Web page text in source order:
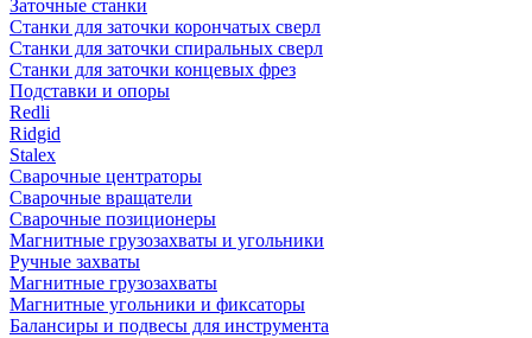
Заточные станки
Станки для заточки корончатых сверл
Станки для заточки спиральных сверл
Станки для заточки концевых фрез
Подставки и опоры
Redli
Ridgid
Stalex
Сварочные центраторы
Сварочные вращатели
Сварочные позиционеры
Магнитные грузозахваты и угольники
Ручные захваты
Магнитные грузозахваты
Магнитные угольники и фиксаторы
Балансиры и подвесы для инструмента